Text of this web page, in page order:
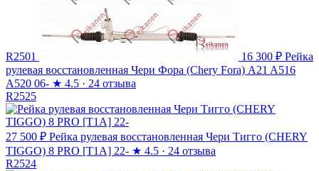
R2501 16 300 ₽ Рейка
рулевая восстановленная Чери Фора (Chery Fora) A21 A516
A520 06- ★ 4.5 · 24 отзыва
R2525
27 500 ₽ Рейка рулевая восстановленная Чери Тигго (CHERY
TIGGO) 8 PRO [T1A] 22- ★ 4.5 · 24 отзыва
R2524